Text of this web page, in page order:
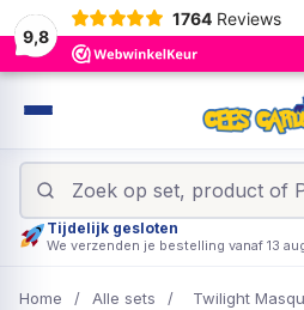
9,8
1764 Reviews
Tijdelijk gesloten
We verzenden je bestelling vanaf 13
Home / Alle sets / Twilight